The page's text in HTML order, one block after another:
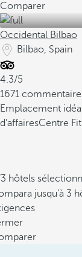
Comparer
Occidental Bilbao
Bilbao, Spain
4.3/5
1671
Emplacement
d’affairesCentre
hôtels
jusqu’à 3